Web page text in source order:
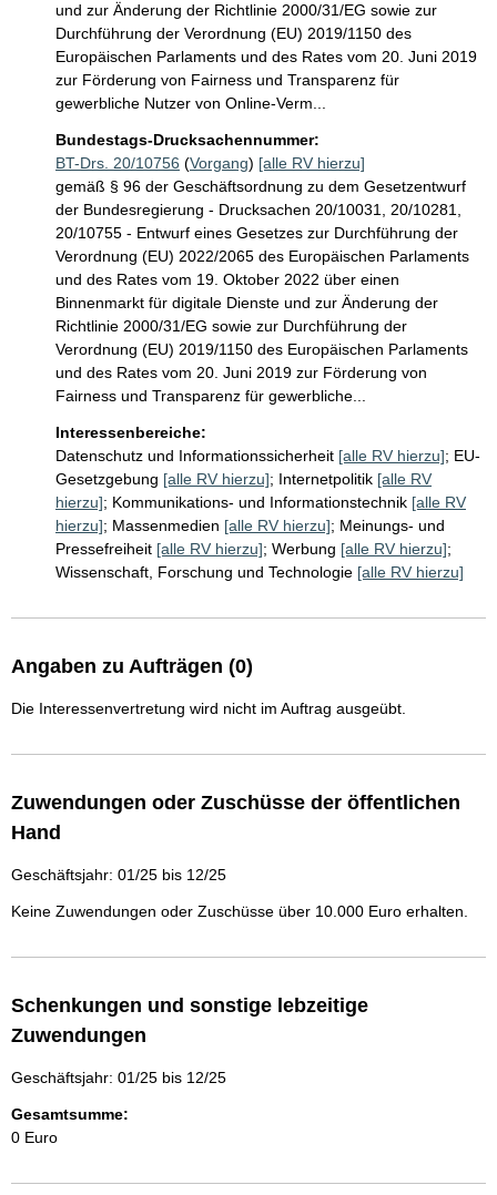
und zur Änderung der Richtlinie 2000/31/EG sowie zur
Durchführung der Verordnung (EU) 2019/1150 des
Europäischen Parlaments und des Rates vom 20. Juni 2019
zur Förderung von Fairness und Transparenz für
gewerbliche Nutzer von Online-Verm...
Bundestags-Drucksachennummer:
BT-Drs. 20/10756 (Vorgang) [alle RV hierzu]
gemäß § 96 der Geschäftsordnung zu dem Gesetzentwurf
der Bundesregierung - Drucksachen 20/10031, 20/10281,
20/10755 - Entwurf eines Gesetzes zur Durchführung der
Verordnung (EU) 2022/2065 des Europäischen Parlaments
und des Rates vom 19. Oktober 2022 über einen
Binnenmarkt für digitale Dienste und zur Änderung der
Richtlinie 2000/31/EG sowie zur Durchführung der
Verordnung (EU) 2019/1150 des Europäischen Parlaments
und des Rates vom 20. Juni 2019 zur Förderung von
Fairness und Transparenz für gewerbliche...
Interessenbereiche:
Datenschutz und Informationssicherheit [alle RV hierzu]; EU-
Gesetzgebung [alle RV hierzu]; Internetpolitik [alle RV
hierzu]; Kommunikations- und Informationstechnik [alle RV
hierzu]; Massenmedien [alle RV hierzu]; Meinungs- und
Pressefreiheit [alle RV hierzu]; Werbung [alle RV hierzu];
Wissenschaft, Forschung und Technologie [alle RV hierzu]
Angaben zu Aufträgen (0)
Die Interessenvertretung wird nicht im Auftrag ausgeübt.
Zuwendungen oder Zuschüsse der öffentlichen
Hand
Geschäftsjahr: 01/25 bis 12/25
Keine Zuwendungen oder Zuschüsse über 10.000 Euro erhalten.
Schenkungen und sonstige lebzeitige
Zuwendungen
Geschäftsjahr: 01/25 bis 12/25
Gesamtsumme:
0 Euro